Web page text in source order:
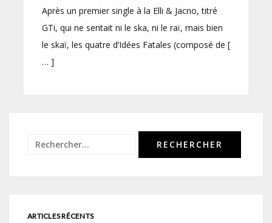
Après un premier single à la Elli & Jacno, titré
GTi, qui ne sentait ni le ska, ni le raï, mais bien
le skaï, les quatre d’Idées Fatales (composé de [
… ]
Rechercher :
ARTICLES RÉCENTS